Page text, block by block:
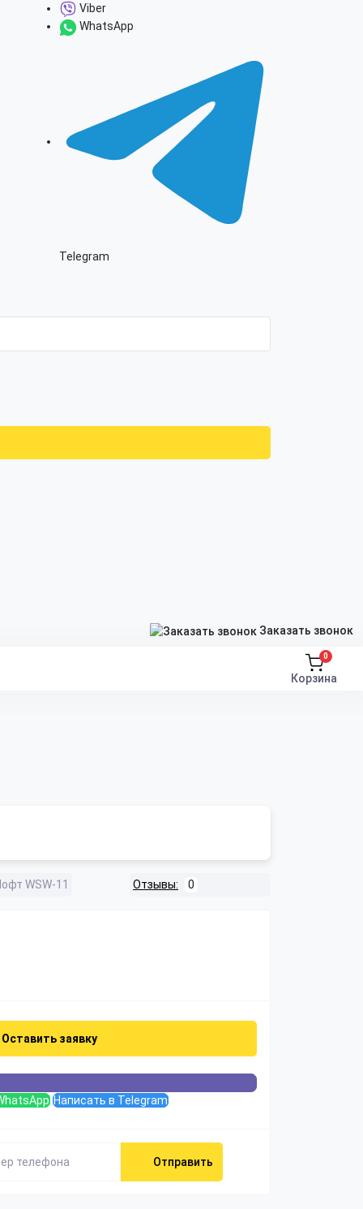
Viber
WhatsApp
Telegram
Заказать звонок
Корзина
0
WSW-11 Отзывы: 0
Оставить заявку
Написать в Telegram
Отправить